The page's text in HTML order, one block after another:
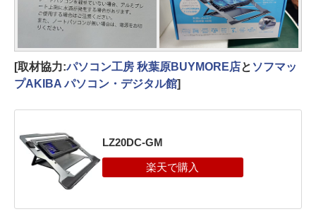
[取材協力:パソコン工房 秋葉原BUYMORE店と ソフマッ
プAKIBA パソコン・デジタル館]
LZ20DC-GM